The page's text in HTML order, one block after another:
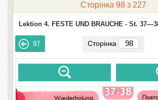
Сторінка 98 з 227
Lektion 4. FESTE UND BRAUCHE - St.
97 Сторінка